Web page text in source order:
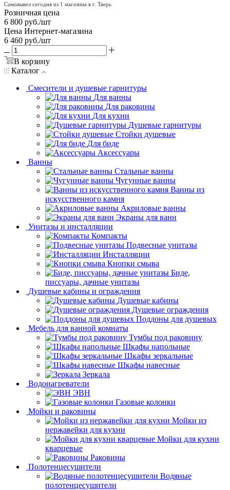
Самовывоз сегодня из 1 магазина в г. Тверь
Розничная цена
6 800 руб./шт
Цена Интернет-магазина
6 460 руб./шт
В корзину
Каталог
Смесители и душевые гарнитуры
Для ванны
Для раковины
Для кухни
Душевые гарнитуры
Стойки душевые
Для биде
Аксессуары
Ванны
Стальные ванны
Чугунные ванны
Ванны из
искусственного камня
Акриловые ванны
Экраны для ванн
Унитазы и инсталляции
Компакты
Подвесные унитазы
Инсталляции
Кнопки смыва
Биде,
писсуары, дачные унитазы
Душевые кабины и ограждения
Душевые кабины
Душевые ограждения
Поддоны для душевых
Мебель для ванной комнаты
Тумбы под раковину
Шкафы напольные
Шкафы зеркальные
Шкафы навесные
Зеркала
Водонагреватели
ЭВН
Газовые колонки
Мойки и раковины
Мойки из
нержавейки для кухни
Мойки для кухни
кварцевые
Раковины
Полотенцесушители
Водяные
полотенцесушители